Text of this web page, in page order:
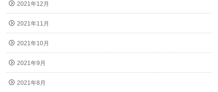
2021年12月
2021年11月
2021年10月
2021年9月
2021年8月